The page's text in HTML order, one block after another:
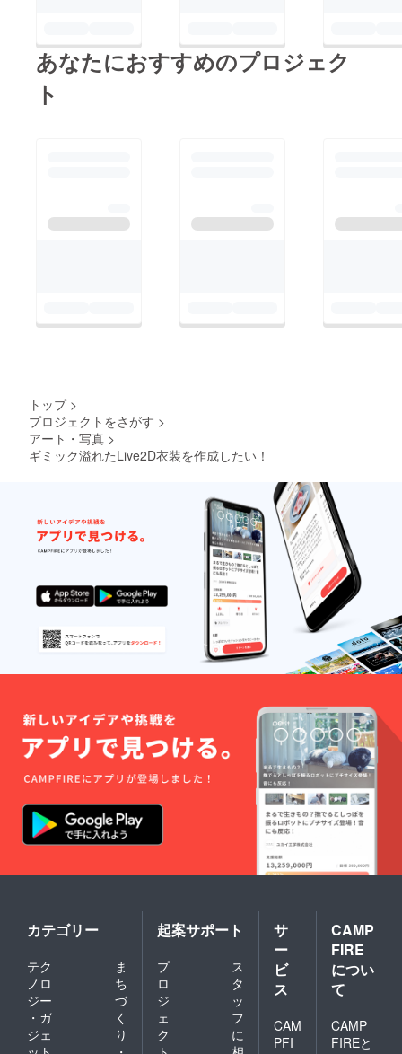
あなたにおすすめのプロジェク
ト
トップ >
プロジェクトをさがす >
アート・写真 >
ギミック溢れたLive2D衣装を作成したい！
カテゴリー
テク
ノロ
ジー
・ガ
ジェ
ま
ち
づ
く
り
起案サポート
プ
ロ
ジ
ェ
ク
ス
タ
ッ
フ
に
サ
ー
ビ
ス
CAM
PFI
CAMP
FIRE
につい
て
CAMP
FIREと